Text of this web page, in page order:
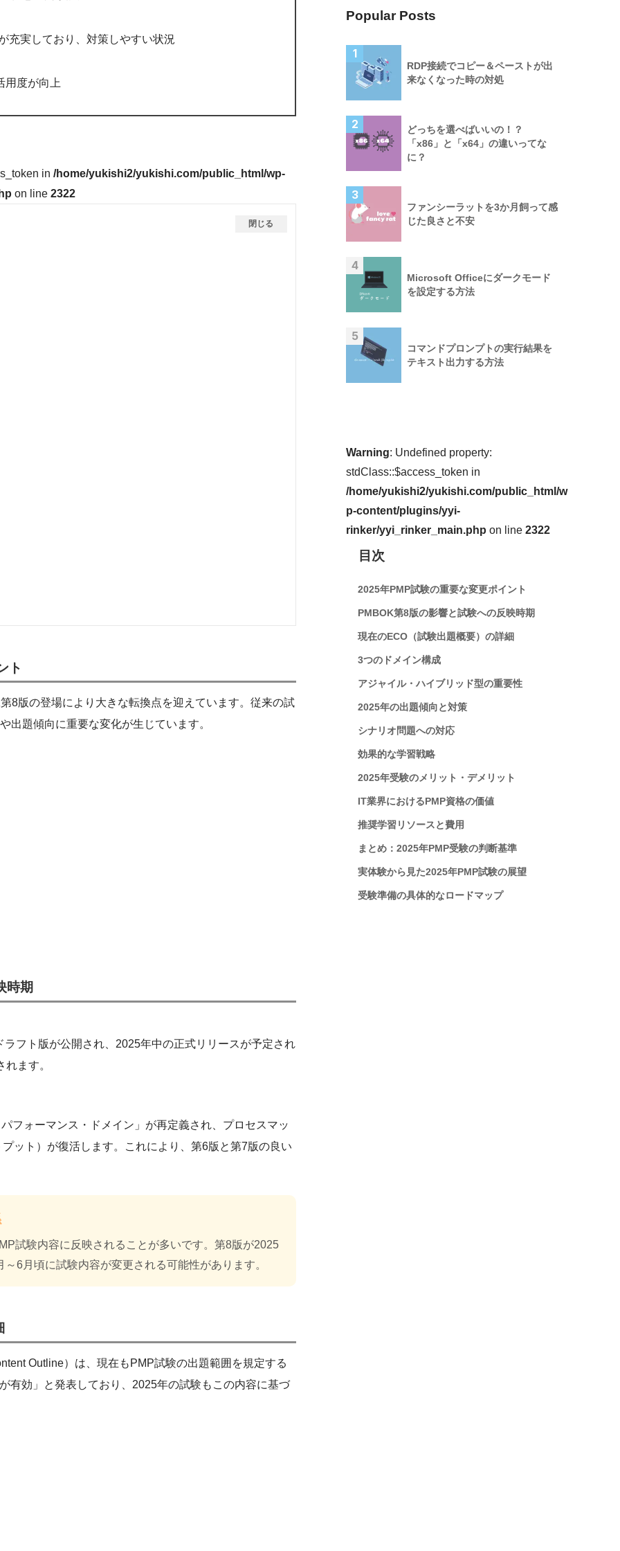
充実しており、対策しやすい状況
用度が向上
in /home/yukishi2/yukishi.com/public_html/wp-
on line 2322
閉じる
ト
8版の登場により大きな転換点を迎えています。従来の試
出題傾向に重要な変化が生じています。
時期
フト版が公開され、2025年中の正式リリースが予定され
ます。
フォーマンス・ドメイン」が再定義され、プロセスマッ
ット）が復活します。これにより、第6版と第7版の良い
試験内容に反映されることが多いです。第8版が2025
6月頃に試験内容が変更される可能性があります。
Outline）は、現在もPMP試験の出題範囲を規定する
有効」と発表しており、2025年の試験もこの内容に基づ
Popular Posts
1
RDP接続でコピー＆ペーストが出
来なくなった時の対処
2
どっちを選べばいいの！？
「x86」と「x64」の違いってな
に？
3
ファンシーラットを3か月飼って感
じた良さと不安
4
Microsoft Officeにダークモード
を設定する方法
5
コマンドプロンプトの実行結果を
テキスト出力する方法
Warning: Undefined property:
stdClass::$access_token in
/home/yukishi2/yukishi.com/public_html/w
p-content/plugins/yyi-
rinker/yyi_rinker_main.php on line 2322
目次
2025年PMP試験の重要な変更ポイント
PMBOK第8版の影響と試験への反映時期
現在のECO（試験出題概要）の詳細
3つのドメイン構成
アジャイル・ハイブリッド型の重要性
2025年の出題傾向と対策
シナリオ問題への対応
効果的な学習戦略
2025年受験のメリット・デメリット
IT業界におけるPMP資格の価値
推奨学習リソースと費用
まとめ：2025年PMP受験の判断基準
実体験から見た2025年PMP試験の展望
受験準備の具体的なロードマップ